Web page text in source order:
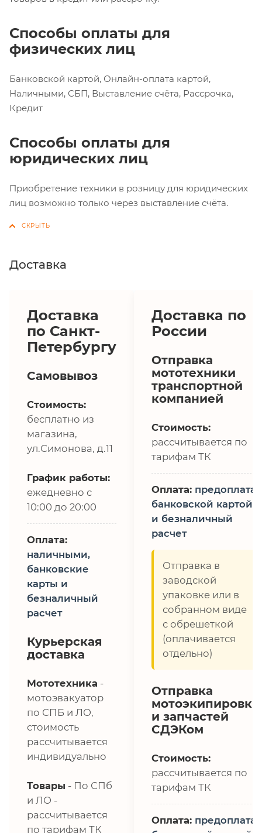
Способы оплаты для
физических лиц
Банковской картой, Онлайн-оплата картой,
Наличными, СБП, Выставление счёта, Рассрочка,
Кредит
Способы оплаты для
юридических лиц
Приобретение техники в розницу для юридических
лиц возможно только через выставление счёта.
Доставка
Доставка
по Санкт-
Петербургу
Самовывоз
Стоимость:
бесплатно из
магазина,
ул.Симонова, д.11
График работы:
ежедневно с
10:00 до 20:00
Оплата:
наличными,
банковские
карты и
безналичный
расчет
Курьерская
доставка
Мототехника -
мотоэвакуатор
по СПБ и ЛО,
стоимость
рассчитывается
индивидуально
Товары - По СПб
и ЛО -
рассчитывается
по тарифам ТК
Доставка по
России
Отправка
мототехники
транспортной
компанией
Стоимость:
рассчитывается по
тарифам ТК
Оплата: предоплата,
банковской картой
и безналичный
расчет
Отправка в
заводской
упаковке или в
собранном виде
с обрешеткой
(оплачивается
отдельно)
Отправка
мотоэкипировки
и запчастей
СДЭКом
Стоимость:
рассчитывается по
тарифам ТК
Оплата: предоплата,